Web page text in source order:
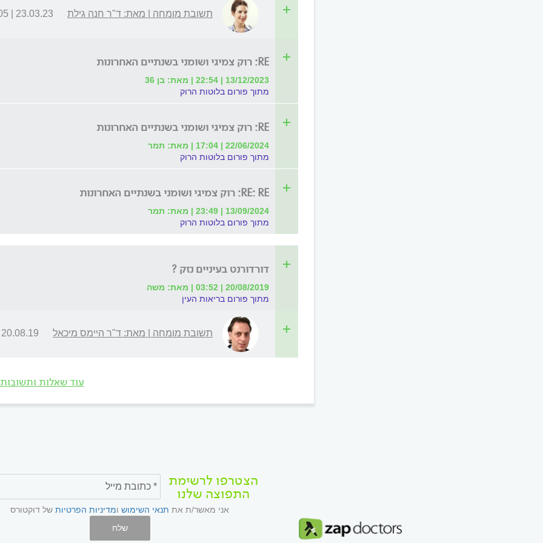
תשובת מומחה | מאת: ד"ר חנה גילת 23.03.23 | 08:05
RE: רוק צמיגי ושומני בשנתיים האחרונות
13/12/2023 | 22:54 | מאת: בן 36
מתוך פורום בלוטות הרוק
RE: רוק צמיגי ושומני בשנתיים האחרונות
22/06/2024 | 17:04 | מאת: תמר
מתוך פורום בלוטות הרוק
RE: RE: רוק צמיגי ושומני בשנתיים האחרונות
13/09/2024 | 23:49 | מאת: תמר
מתוך פורום בלוטות הרוק
דורדורנט בעיניים נזק ?
20/08/2019 | 03:52 | מאת: משה
מתוך פורום בריאות העין
תשובת מומחה | מאת: ד"ר היימס מיכאל 20.08.19 | 15:00
עוד שאלות ותשובות
הצטרפו לרשימת
התפוצה שלנו
אני מאשר/ת את תנאי השימוש ומדיניות הפרטיות של דוקטורס
שלח